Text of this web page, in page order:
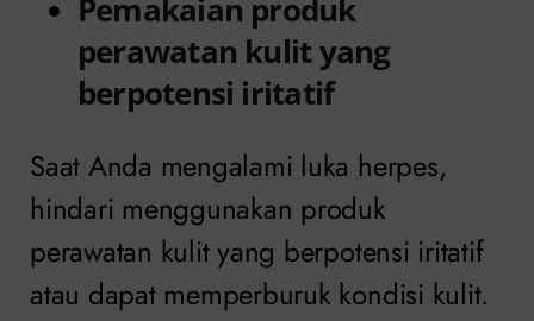
Pemakaian produk
perawatan kulit yang
berpotensi iritatif
Saat Anda mengalami luka herpes,
hindari menggunakan produk
perawatan kulit yang berpotensi iritatif
atau dapat memperburuk kondisi kulit.